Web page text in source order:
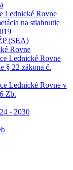
Lednické Rovne
na stiahnutie
(SEA)
Rovne
Lednické Rovne
§ 22 zákona č.
Lednické Rovne v
Zb.
- 2030